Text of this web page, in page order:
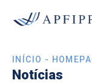
INÍCIO -
Notícias